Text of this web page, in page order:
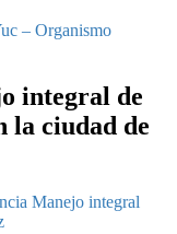
– Organismo
integral de
la ciudad de
Manejo integral